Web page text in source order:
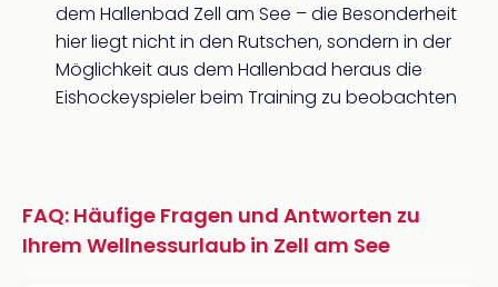
dem Hallenbad Zell am See – die Besonderheit
hier liegt nicht in den Rutschen, sondern in der
Möglichkeit aus dem Hallenbad heraus die
Eishockeyspieler beim Training zu beobachten
FAQ: Häufige Fragen und Antworten zu
Ihrem Wellnessurlaub in Zell am See